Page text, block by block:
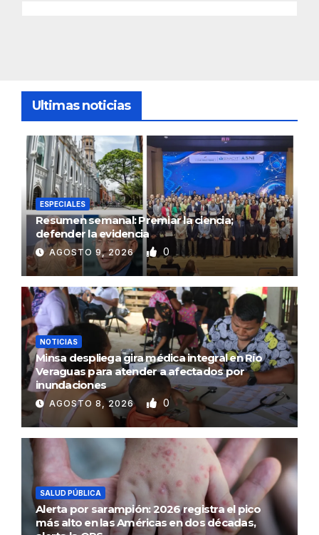
Ultimas noticias
ESPECIALES
Resumen semanal: Premiar la ciencia;
defender la evidencia
AGOSTO 9, 2026 0
NOTICIAS
Minsa despliega gira médica integral en Río
Veraguas para atender a afectados por
inundaciones
AGOSTO 8, 2026 0
SALUD PÚBLICA
Alerta por sarampión: 2026 registra el pico
más alto en las Américas en dos décadas,